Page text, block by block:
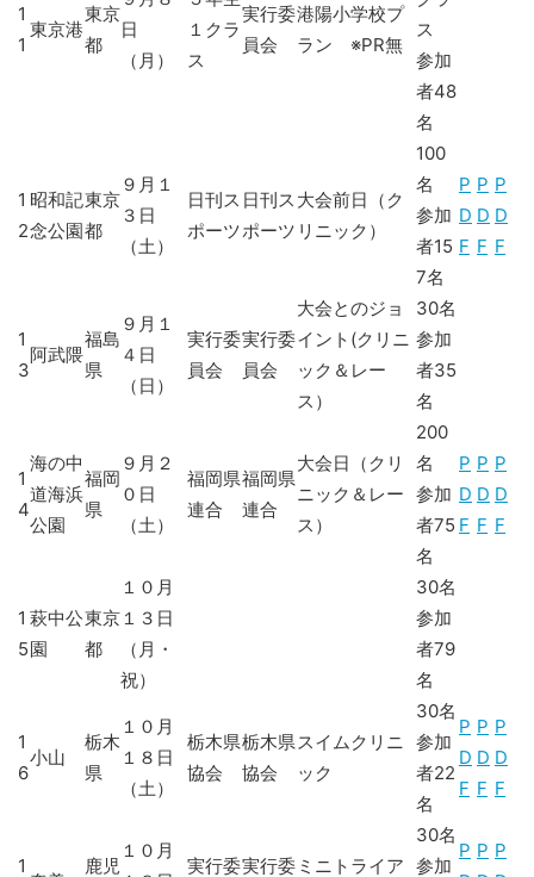
1
1
東京港
東京
都
日
（月）
１クラ
ス
実行委
員会
港陽小学校プ
ラン ※PR無
ス
参加
者48
名
1
2
昭和記
念公園
東京
都
９月１
３日
（土）
日刊ス
ポーツ
日刊ス
ポーツ
大会前日（ク
リニック）
100
名
参加
者15
7名
P
D
F
P
D
F
P
D
F
1
3
阿武隈
福島
県
９月１
４日
（日）
実行委
員会
実行委
員会
大会とのジョ
イント(クリニ
ック＆レー
ス）
30名
参加
者35
名
1
4
海の中
道海浜
公園
福岡
県
９月２
０日
（土）
福岡県
連合
福岡県
連合
大会日（クリ
ニック＆レー
ス）
200
名
参加
者75
名
P
D
F
P
D
F
P
D
F
1
5
萩中公
園
東京
都
１０月
１３日
（月・
祝）
30名
参加
者79
名
1
6
小山
栃木
県
１０月
１８日
（土）
栃木県
協会
栃木県
協会
スイムクリニ
ック
30名
参加
者22
名
P
D
F
P
D
F
P
D
F
1 鹿児
１０月
実行委実行委 ミニトライア
30名
参加
P P P